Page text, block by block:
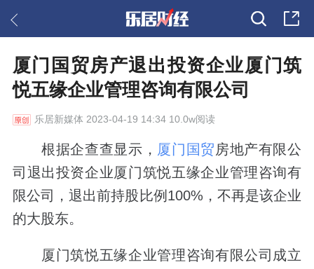
厦门国贸房产退出投资企业厦门筑
悦五缘企业管理咨询有限公司
乐居新媒体 2023-04-19 14:34 10.0w阅读
根据企查查显示， 厦门国贸 房地产有限公
司退出投资企业厦门筑悦五缘企业管理咨询有
限公司，退出前持股比例100%，不再是该企业
的大股东。
厦门筑悦五缘企业管理咨询有限公司成立